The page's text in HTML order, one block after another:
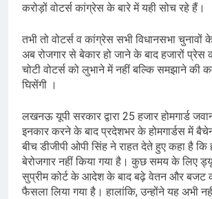
करोड़ों वोटर्स कांग्रेस के बारे में यही सोच रहे हैं।
तभी तो वोटर्स व कांग्रेस सभी विधानसभा
अब रोजगार से बेकार हो जाने के बाद हजारों प्रेस
चोटी वोटर्स को लुभाने में नहीं बल्कि समझाने की
घिसेंगी ।
लखनऊ यूपी सरकार द्वारा 25 हजार होमगार्ड
इनकार करने के बाद प्रदेशभर के होमगार्डस में
बीच डीजीपी ओपी सिंह ने राहत देते हुए कहा है कि
बेरोजगार नहीं किया गया है। कुछ समय के लिए
सुप्रीम कोर्ट के आदेश के बाद बढ़े वेतन और बजट
फैसला लिया गया है। हालांकि, उन्होंने यह अभी